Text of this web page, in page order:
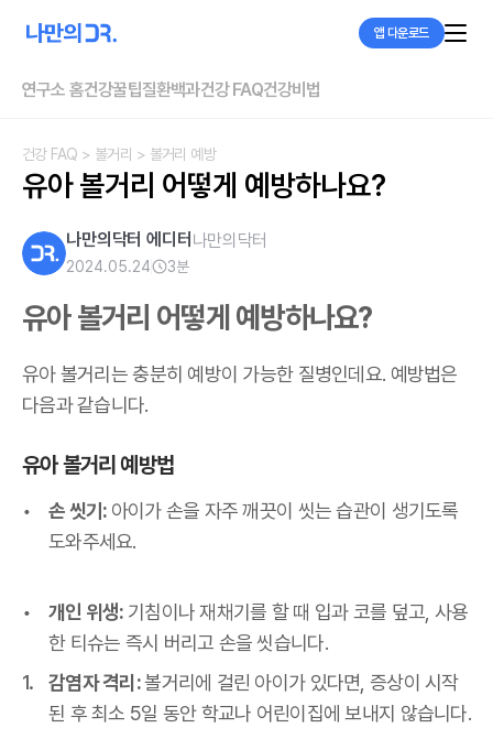
앱 다운로드
연구소 홈건강꿀팁질환백과건강 FAQ건강비법
건강 FAQ > 볼거리 > 볼거리 예방
유아 볼거리 어떻게 예방하나요?
나만의닥터 에디터 나만의닥터
2024.05.24 3분
유아 볼거리 어떻게 예방하나요?
유아 볼거리는 충분히 예방이 가능한 질병인데요. 예방법은
다음과 같습니다.
유아 볼거리 예방법
손 씻기: 아이가 손을 자주 깨끗이 씻는 습관이 생기도록
도와주세요.
개인 위생: 기침이나 재채기를 할 때 입과 코를 덮고, 사용
한 티슈는 즉시 버리고 손을 씻습니다.
감염자 격리:볼거리에 걸린 아이가 있다면, 증상이 시작
된 후 최소 5일 동안 학교나 어린이집에 보내지 않습니다.